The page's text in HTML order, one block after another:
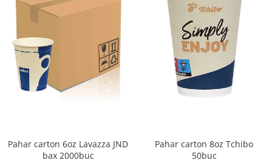
Pahar carton 6oz Lavazza JND
bax 2000buc
Pahar carton 8oz Tchibo
50buc